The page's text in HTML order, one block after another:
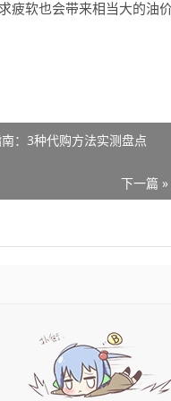
疲软也会带来相当大的油
：3种代购方法实测盘点
下一篇 »